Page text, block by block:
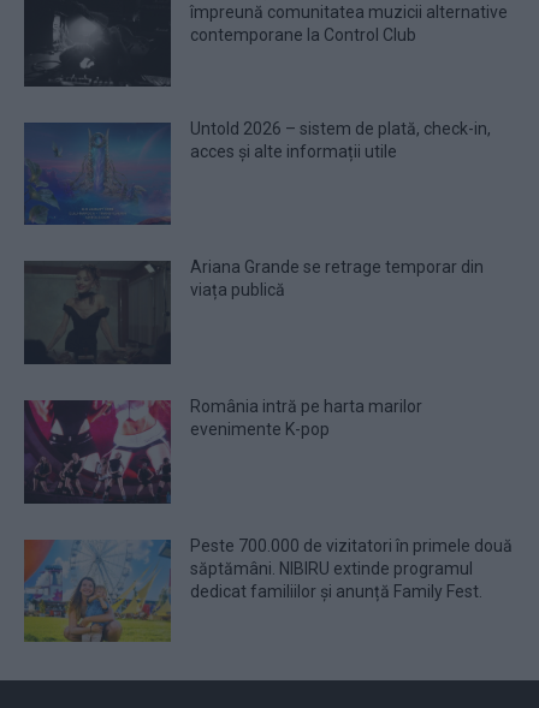
împreună comunitatea muzicii alternative
contemporane la Control Club
Untold 2026 – sistem de plată, check-in,
acces și alte informații utile
Ariana Grande se retrage temporar din
viața publică
România intră pe harta marilor
evenimente K-pop
Peste 700.000 de vizitatori în primele două
săptămâni. NIBIRU extinde programul
dedicat familiilor și anunță Family Fest.